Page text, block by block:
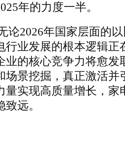
年的力度一半。
论2026年国家层面的
行业发展的根本逻辑正
业的核心竞争力将愈发
场景挖掘，真正激活并
量实现高质量增长，家
远。